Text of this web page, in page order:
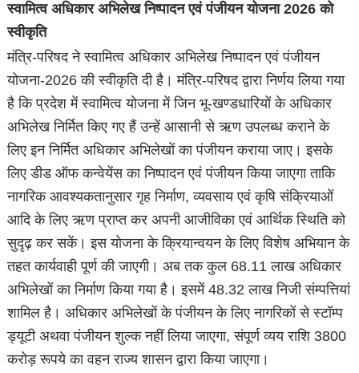
स्वामित्व अधिकार अभिलेख निष्पादन एवं पंजीयन योजना 2026 को
स्वीकृति
मंत्रि-परिषद ने स्वामित्व अधिकार अभिलेख निष्पादन एवं पंजीयन
योजना-2026 की स्वीकृति दी है। मंत्रि-परिषद द्वारा निर्णय लिया गया
है कि प्रदेश में स्वामित्व योजना में जिन भू-खण्डधारियों के अधिकार
अभिलेख निर्मित किए गए हैं उन्हें आसानी से ऋण उपलब्ध कराने के
लिए इन निर्मित अधिकार अभिलेखों का पंजीयन कराया जाए। इसके
लिए डीड ऑफ कन्वेयेंस का निष्पादन एवं पंजीयन किया जाएगा ताकि
नागरिक आवश्यकतानुसार गृह निर्माण, व्यवसाय एवं कृषि संक्रियाओं
आदि के लिए ऋण प्राप्त कर अपनी आजीविका एवं आर्थिक स्थिति को
सुदृढ़ कर सकें। इस योजना के क्रियान्वयन के लिए विशेष अभियान के
तहत कार्यवाही पूर्ण की जाएगी। अब तक कुल 68.11 लाख अधिकार
अभिलेखों का निर्माण किया गया है। इसमें 48.32 लाख निजी संम्पत्तियां
शामिल है। अधिकार अभिलेखों के पंजीयन के लिए नागरिकों से स्टॉम्प
ड्यूटी अथवा पंजीयन शुल्क नहीं लिया जाएगा, संपूर्ण व्यय राशि 3800
करोड़ रूपये का वहन राज्य शासन द्वारा किया जाएगा।